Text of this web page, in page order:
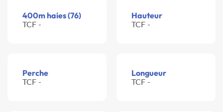
400m haies (76)
TCF -
Hauteur
TCF -
Perche
TCF -
Longueur
TCF -